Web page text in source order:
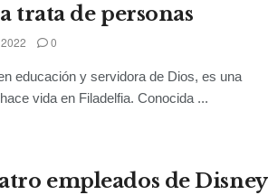
trata de personas
0
educación y servidora de Dios, es una
vida en Filadelfia. Conocida ...
empleados de Disney